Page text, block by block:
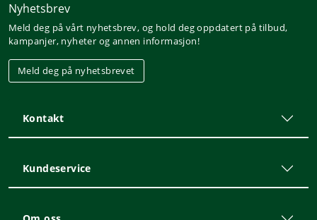
Nyhetsbrev
Meld deg på vårt nyhetsbrev, og hold deg oppdatert på tilbud,
kampanjer, nyheter og annen informasjon!
Meld deg på nyhetsbrevet
Kontakt
Kundeservice